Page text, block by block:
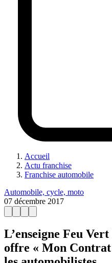
Accueil
Actu franchise
Franchise automobile
Automobile, cycle, moto
07 décembre 2017
L’enseigne Feu
offre « Mon